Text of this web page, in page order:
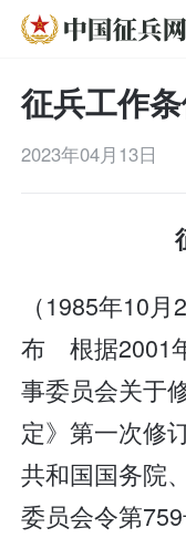
征兵工作
2023年04月13日
（1985年10
布 根据2001
事委员会关于
定》第一次修
共和国国务院
委员会令第759